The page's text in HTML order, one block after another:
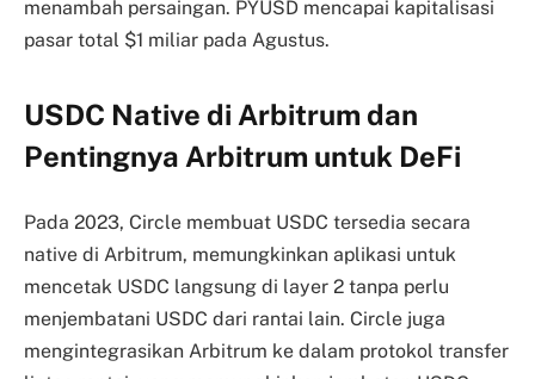
menambah persaingan. PYUSD mencapai kapitalisasi
pasar total $1 miliar pada Agustus.
USDC Native di Arbitrum dan
Pentingnya Arbitrum untuk DeFi
Pada 2023, Circle membuat USDC tersedia secara
native di Arbitrum, memungkinkan aplikasi untuk
mencetak USDC langsung di layer 2 tanpa perlu
menjembatani USDC dari rantai lain. Circle juga
mengintegrasikan Arbitrum ke dalam protokol transfer